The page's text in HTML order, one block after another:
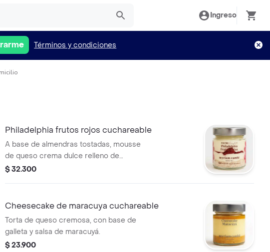
Ingreso
Términos y condiciones
Philadelphia frutos rojos cuchareable
A base de almendras tostadas, mousse
de queso crema dulce relleno de
frambuesas y frutos rojos, con un
$ 32.300
Cheesecake de maracuya cuchareable
Torta de queso cremosa, con base de
galleta y salsa de maracuyá.
$ 23.900